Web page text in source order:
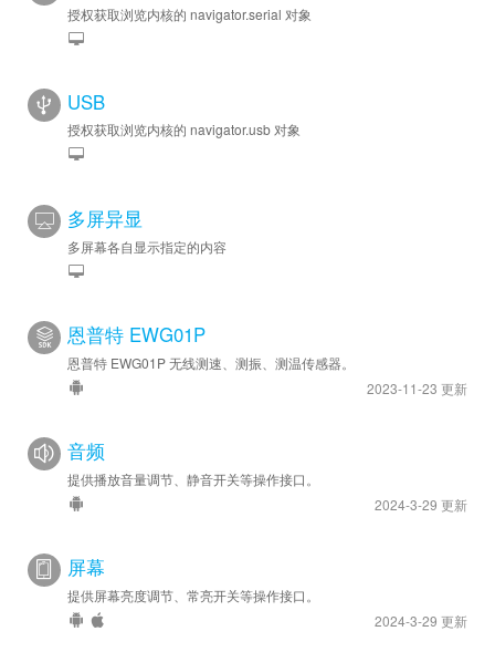
授权获取浏览内核的 navigator.serial 对象
USB
授权获取浏览内核的 navigator.usb 对象
多屏异显
多屏幕各自显示指定的内容
恩普特 EWG01P
恩普特 EWG01P 无线测速、测振、测温传感器。
2023-11-23 更新
音频
提供播放音量调节、静音开关等操作接口。
2024-3-29 更新
屏幕
提供屏幕亮度调节、常亮开关等操作接口。
2024-3-29 更新